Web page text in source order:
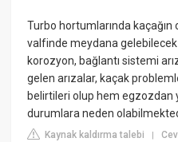
Turbo hortumlarında kaçağın
valfinde meydana gelebilecek
korozyon, bağlantı sistemi
gelen arızalar, kaçak
belirtileri olup hem egzozdan
durumlara neden
Kaynak kaldırma talebi |